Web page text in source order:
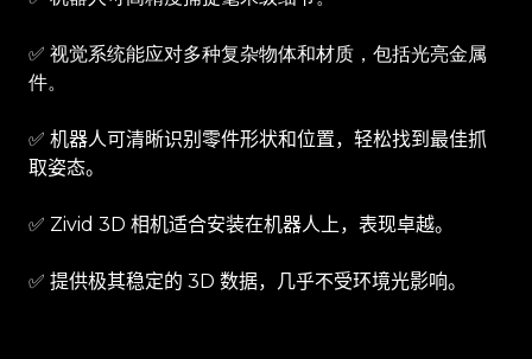
✅ 视觉系统能应对多种复杂物体和材质，包括光亮金属
件。
✅ 机器人可清晰识别零件形状和位置，轻松找到最佳抓
取姿态。
✅ Zivid 3D 相机适合安装在机器人上，表现卓越。
✅ 提供极其稳定的 3D 数据，几乎不受环境光影响。